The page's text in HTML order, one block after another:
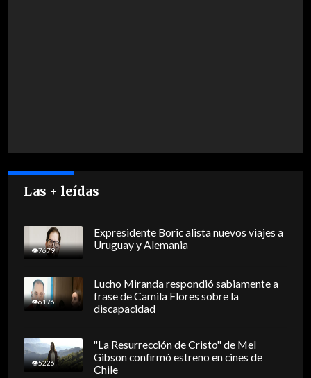
Las + leídas
7679
Expresidente Boric alista nuevos viajes a
Uruguay y Alemania
6176
Lucho Miranda respondió sabiamente a
frase de Camila Flores sobre la
discapacidad
5226
"La Resurrección de Cristo" de Mel
Gibson confirmó estreno en cines de
Chile